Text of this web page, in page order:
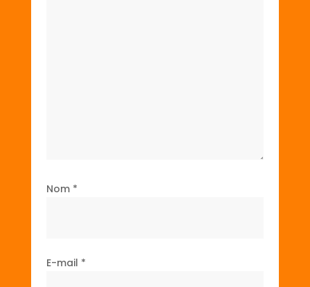
Nom *
E-mail *